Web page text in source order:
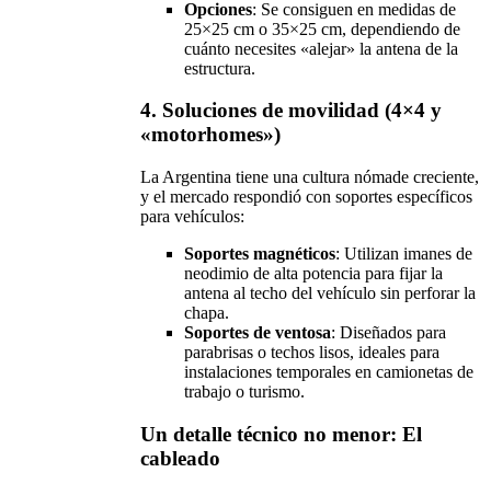
Opciones: Se consiguen en medidas de
25×25 cm o 35×25 cm, dependiendo de
cuánto necesites «alejar» la antena de la
estructura.
4. Soluciones de movilidad (4×4 y
«motorhomes»)
La Argentina tiene una cultura nómade creciente,
y el mercado respondió con soportes específicos
para vehículos:
Soportes magnéticos: Utilizan imanes de
neodimio de alta potencia para fijar la
antena al techo del vehículo sin perforar la
chapa.
Soportes de ventosa: Diseñados para
parabrisas o techos lisos, ideales para
instalaciones temporales en camionetas de
trabajo o turismo.
Un detalle técnico no menor: El
cableado